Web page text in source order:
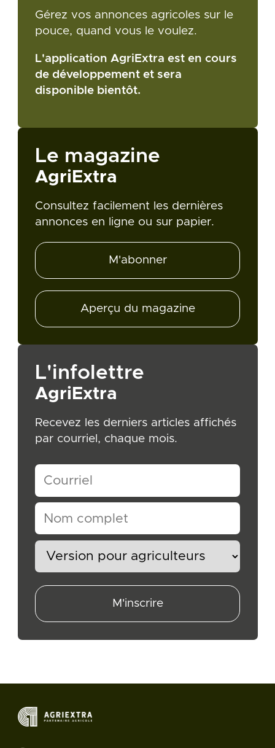
Gérez vos annonces agricoles sur le
pouce, quand vous le voulez.
L'application AgriExtra est en cours
de développement et sera
disponible bientôt.
Le magazine
AgriExtra
Consultez facilement les dernières
annonces en ligne ou sur papier.
M'abonner
Aperçu du magazine
L'infolettre
AgriExtra
Recevez les derniers articles affichés
par courriel, chaque mois.
M'inscrire